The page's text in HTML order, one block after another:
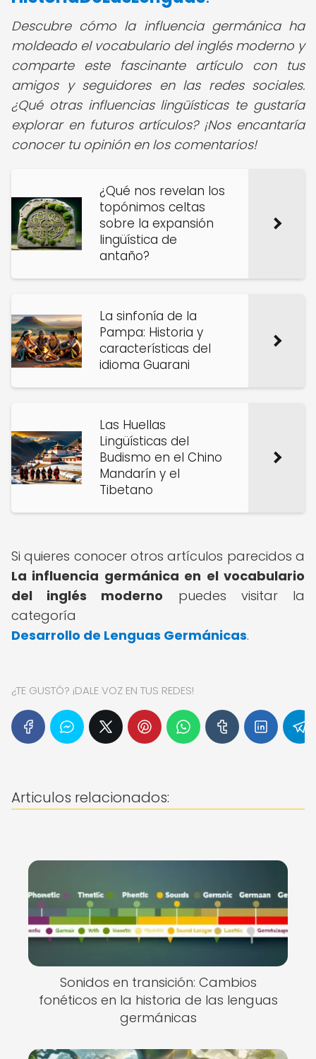
Descubre cómo la influencia germánica ha
moldeado el vocabulario del inglés moderno y
comparte este fascinante artículo con tus
amigos y seguidores en las redes sociales.
¿Qué otras influencias lingüísticas te gustaría
explorar en futuros artículos? ¡Nos encantaría
conocer tu opinión en los comentarios!
¿Qué nos revelan los
topónimos celtas
sobre la expansión
lingüística de
antaño?
La sinfonía de la
Pampa: Historia y
características del
idioma Guarani
Las Huellas
Lingüísticas del
Budismo en el Chino
Mandarín y el
Tibetano
Si quieres conocer otros artículos parecidos a
La influencia germánica en el vocabulario
del inglés moderno puedes visitar la
categoría
Desarrollo de Lenguas Germánicas.
¿TE GUSTÓ? ¡DALE VOZ EN TUS REDES!
Articulos relacionados:
Sonidos en transición: Cambios
fonéticos en la historia de las lenguas
germánicas